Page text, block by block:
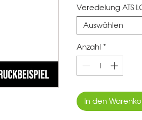
Veredelung ATS
Auswählen
Anzahl *
In den